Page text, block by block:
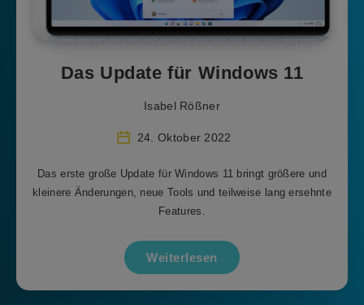
Das Update für Windows 11
Isabel Rößner
24. Oktober 2022
Das erste große Update für Windows 11 bringt größere und
kleinere Änderungen, neue Tools und teilweise lang ersehnte
Features.
Weiterlesen